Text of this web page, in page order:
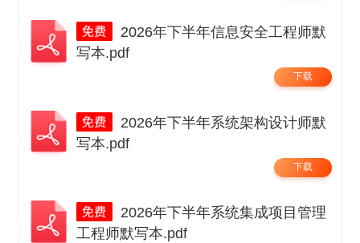
写本.pdf
下载
写本.pdf
下载
工程师默写本.pdf